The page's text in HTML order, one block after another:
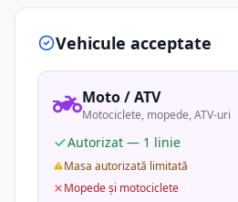
Vehicule acceptate
Moto / ATV
Motociclete, mopede, ATV-uri
Autorizat — 1 linie
Masa autorizată limitată
Mopede și motociclete